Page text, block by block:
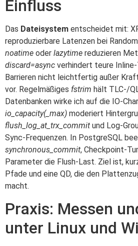
Einfluss
Das Dateisystem entscheidet mit:
reproduzierbare Latenzen bei
noatime oder lazytime reduzieren
discard=async verhindert teure
Barrieren nicht leichtfertig außer
vor. Regelmäßiges fstrim hält TLC-/
Datenbanken wirke ich auf die IO-
io_capacity(_max) moderiert
flush_log_at_trx_commit und Log-
Sync-Frequenzen. In PostgreSQL
synchronous_commit, Checkpoint-
Parameter die Flush-Last. Ziel ist,
Pfade und eine QD, die den
macht.
Praxis: Messen
unter Linux und